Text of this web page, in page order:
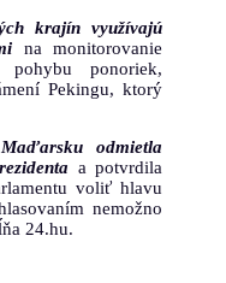
krajín využívajú
na monitorovanie
ponoriek,
Pekingu, ktorý
odmietla
a potvrdila
voliť hlavu
nemožno
24.hu.